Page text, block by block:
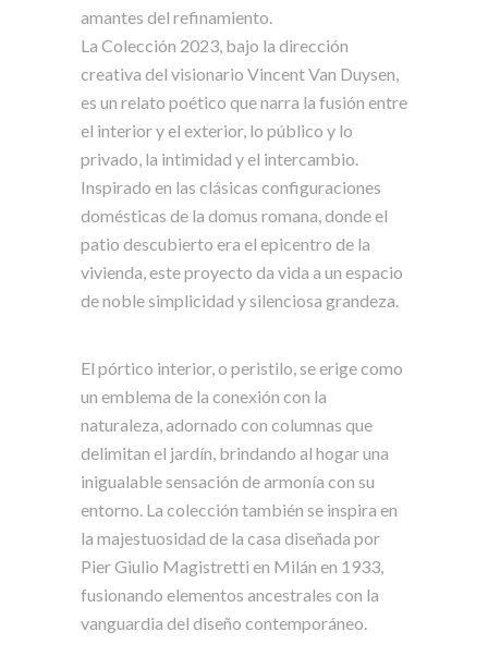
amantes del refinamiento.
La Colección 2023, bajo la dirección
creativa del visionario Vincent Van Duysen,
es un relato poético que narra la fusión entre
el interior y el exterior, lo público y lo
privado, la intimidad y el intercambio.
Inspirado en las clásicas configuraciones
domésticas de la domus romana, donde el
patio descubierto era el epicentro de la
vivienda, este proyecto da vida a un espacio
de noble simplicidad y silenciosa grandeza.
El pórtico interior, o peristilo, se erige como
un emblema de la conexión con la
naturaleza, adornado con columnas que
delimitan el jardín, brindando al hogar una
inigualable sensación de armonía con su
entorno. La colección también se inspira en
la majestuosidad de la casa diseñada por
Pier Giulio Magistretti en Milán en 1933,
fusionando elementos ancestrales con la
vanguardia del diseño contemporáneo.